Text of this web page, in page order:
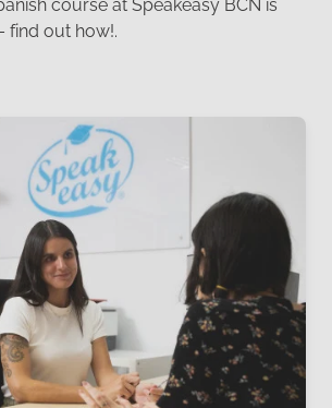
course at Speakeasy BCN is
find out how!.